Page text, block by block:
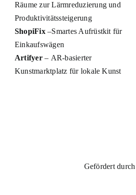
Räume zur Lärmreduzierung und
Produktivitätssteigerung
ShopiFix–Smartes Aufrüstkit für
Einkaufswägen
Artifyer– AR-basierter
Kunstmarktplatz für lokale Kunst
Gefördert durch